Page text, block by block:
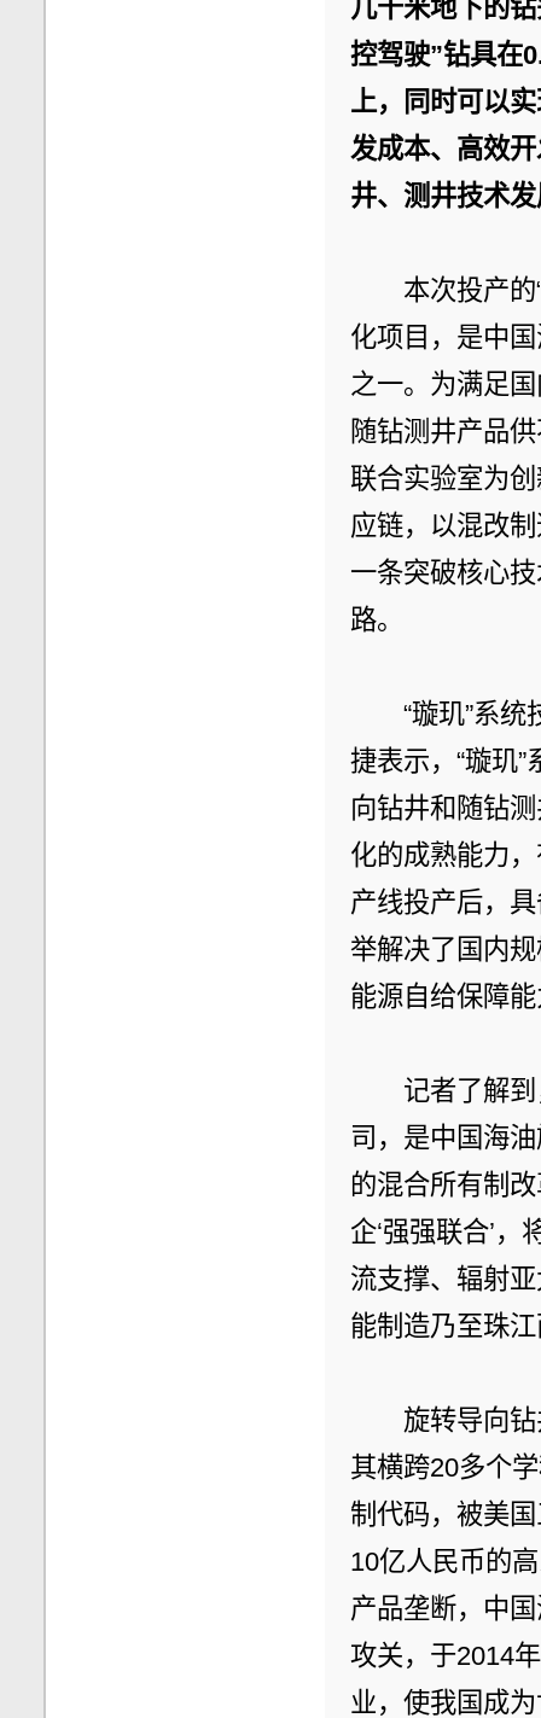
几千米地下的
控驾驶”钻具在
上，同时可以
发成本、高效
井、测井技术
本次投产的“
化项目，是中
之一。为满足
随钻测井产品
联合实验室为
应链，以混改
一条突破核心
路。
“璇玑”系统
捷表示，“璇玑
向钻井和随钻
化的成熟能力
产线投产后，
举解决了国内
能源自给保障
记者了解到
司，是中国海
的混合所有制
企‘强强联合’
流支撑、辐射
能制造乃至珠
旋转导向钻
其横跨20多个
制代码，被美
10亿人民币的
产品垄断，中
攻关，于2014
业，使我国成